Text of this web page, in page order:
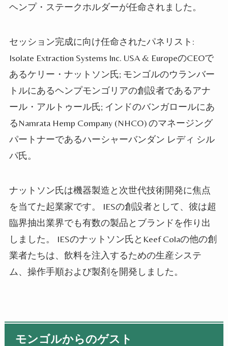
ヘンプ・ステークホルダーが任命されました。
セッション完成に向け任命されたパネリスト:
Isolate Extraction Systems Inc. USA & EuropeのCEOで
あるケリー・ナットソン氏; モンゴルのウランバー
トルにあるヘンプモンゴリアの創設者であるアナ
ール・アルトゥール氏; インドのバンガロールにあ
るNamrata Hemp Company (NHCO)のマネージング
パートナーであるハーシャーバンダン レディ シル
パ氏。
ナットソン氏は機器製造と次世代技術開発に焦点
を当てた起業家です。 IESの創設者として、彼は超
臨界抽出業界でも有数の製品とブランドを作り出
しました。 IESのナットソン氏とKeef Colaの他の創
業者たちは、飲料を注入するための生産システ
ム、操作手順および製剤を開発しました。
モンゴルからのゲスト